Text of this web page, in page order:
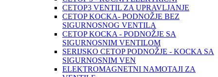
CETOP3 VENTIL ZA UPRAVLJANJE
CETOP KOCKA- PODNOŽJE BEZ
SIGURNOSNOG VENTILA
CETOP KOCKA - PODNOŽJE SA
SIGURNOSNIM VENTILOM
SERIJSKO CETOP PODNOŽJE - KOCKA SA
SIGURNOSNIM VEN
ELEKTROMAGNETNI NAMOTAJI ZA